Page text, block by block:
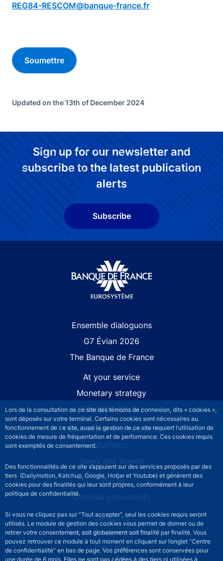
Lors de la consultation de ce site des témoins de connexion, dits « cookies »,
sont déposés sur votre terminal. Certains cookies sont nécessaires au
fonctionnement de ce site, aussi la gestion de ce site requiert l’utilisation de
cookies de mesure de fréquentation et de performance. Ces cookies requis
sont exemptés de consentement.
Des fonctionnalités de ce site s’appuient sur des services proposés par des
tiers (Dailymotion, Katchup, Google, Hotjar et Youtube) et génèrent des
cookies pour des finalités qui leur sont propres, conformément à leur
politique de confidentialité.
Si vous ne cliquez pas sur "Tout accepter", seul les cookies requis seront
utilisés. Le module de gestion des cookies vous permet de donner ou de
retirer votre consentement, soit globalement soit finalité par finalité. Vous
pouvez retrouver ce module à tout moment en cliquant sur l’onglet "Centre
de confidentialité" en bas de page. Vos préférences sont conservées pour
une durée de 6 mois. Elles ne sont pas cédées à des tiers ni utilisées à
REG84-RESCOM@banque-france.fr
Updated on the 13th of December 2024
Sign up for our newsletter and
subscribe to the latest publication
alerts
Subscribe
Ensemble dialoguons
G7 Évian 2026
The Banque de France
At your service
Monetary strategy
Financial stability
Publications and research
Statistics
News and events
Join us
Comités consultatifs
Footer secondary menuContact us
Sourds et malentendants
Press area